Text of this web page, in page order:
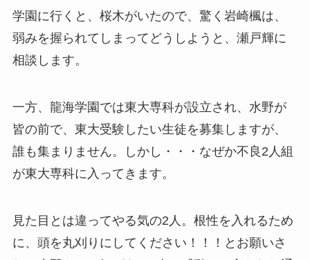
学園に行くと、桜木がいたので、驚く岩崎楓は、
弱みを握られてしまってどうしようと、瀬戸輝に
相談します。
一方、龍海学園では東大専科が設立され、水野が
皆の前で、東大受験したい生徒を募集しますが、
誰も集まりません。しかし・・・なぜか不良2人組
が東大専科に入ってきます。
見た目とは違ってやる気の2人。根性を入れるため
に、頭を丸刈りにしてください！！！とお願いさ